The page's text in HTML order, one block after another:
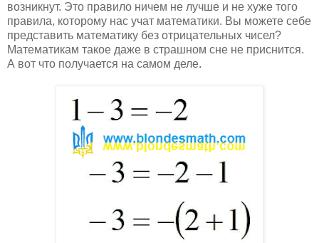
возникнут. Это правило ничем не лучше и не хуже того
правила, которому нас учат математики. Вы можете себе
представить математику без отрицательных чисел?
Математикам такое даже в страшном сне не приснится.
А вот что получается на самом деле.